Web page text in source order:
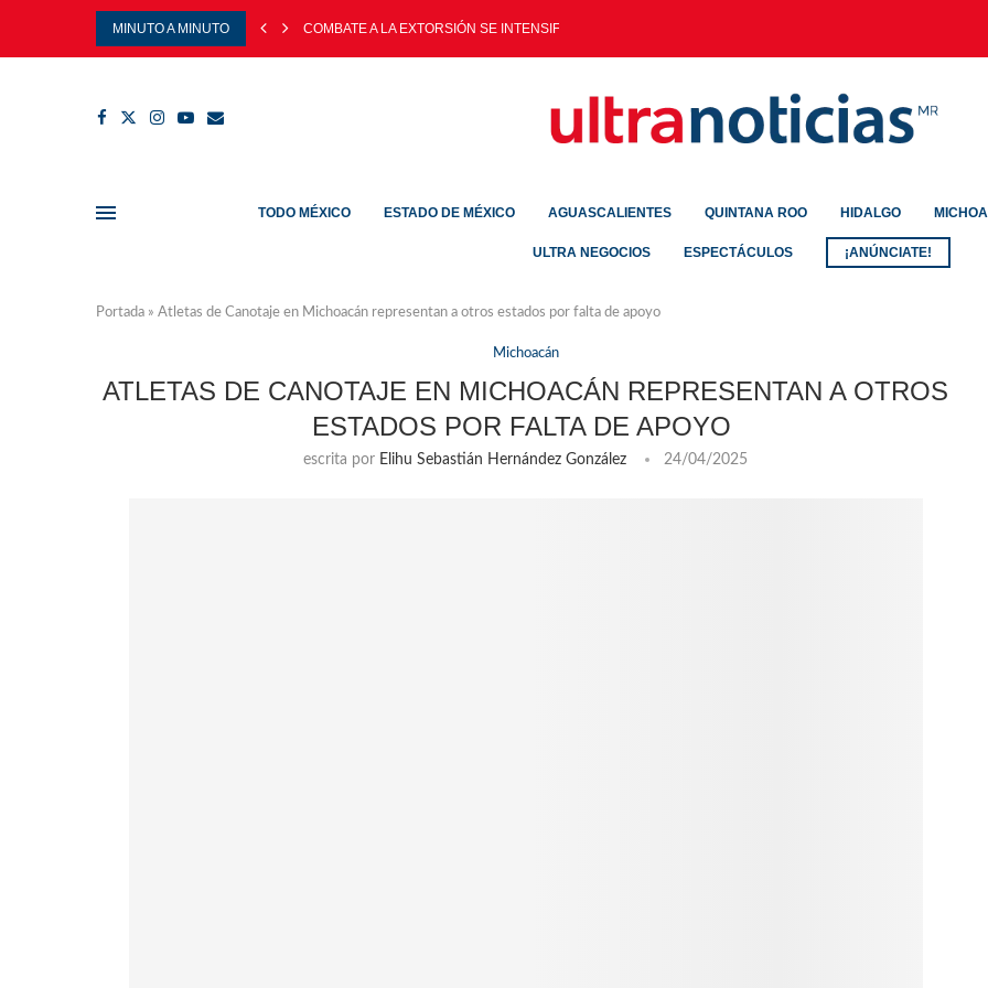
MINUTO A MINUTO COMBATE A LA EXTORSIÓN SE INTENSIFICA EN ZONA...
TODO MÉXICO ESTADO DE MÉXICO AGUASCALIENTES QUINTANA ROO HIDALGO
ULTRA NEGOCIOS ESPECTÁCULOS ¡ANÚNCIATE!
Portada » Atletas de Canotaje en Michoacán representan a otros estados por falta de apoyo
Michoacán
ATLETAS DE CANOTAJE EN MICHOACÁN REPRESENTAN A OTROS
ESTADOS POR FALTA DE APOYO
escrita por Elihu Sebastián Hernández González 24/04/2025